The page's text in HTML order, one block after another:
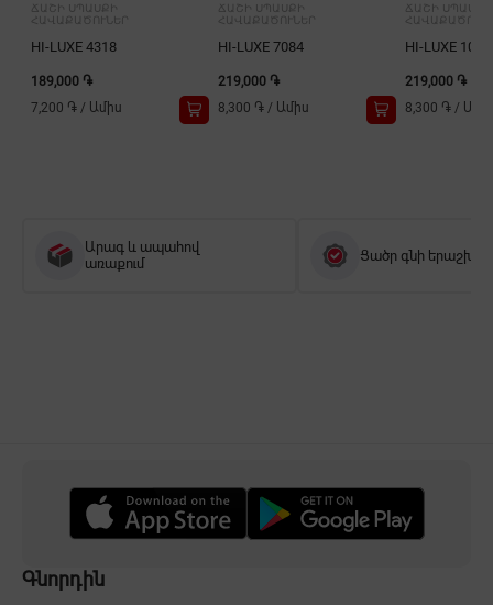
ՃԱՇԻ ՍՊԱՍՔԻ
ՀԱՎԱՔԱԾՈՒՆԵՐ
HI-LUXE 4318
189,000 ֏
7,200 ֏ / Ամիս
ՃԱՇԻ ՍՊԱՍՔԻ
ՀԱՎԱՔԱԾՈՒՆԵՐ
HI-LUXE 7084
219,000 ֏
8,300 ֏ / Ամիս
ՃԱՇԻ ՍՊԱՍՔԻ
HI-LUXE 1018
219,000 ֏
8,300 ֏ /
Արագ և ապահով
առաքում
Ցածր գնի երաշխիք
Գնորդին